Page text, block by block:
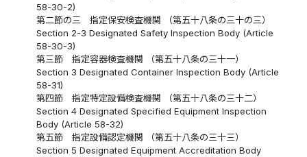
58-30-2)
第二節の三 指定保安検査機関 （第五十八条の三十の三）
Section 2-3 Designated Safety Inspection Body (Article
58-30-3)
第三節 指定容器検査機関 （第五十八条の三十一）
Section 3 Designated Container Inspection Body (Article
58-31)
第四節 指定特定設備検査機関 （第五十八条の三十二）
Section 4 Designated Specified Equipment Inspection
Body (Article 58-32)
第五節 指定設備認定機関 （第五十八条の三十三）
Section 5 Designated Equipment Accreditation Body